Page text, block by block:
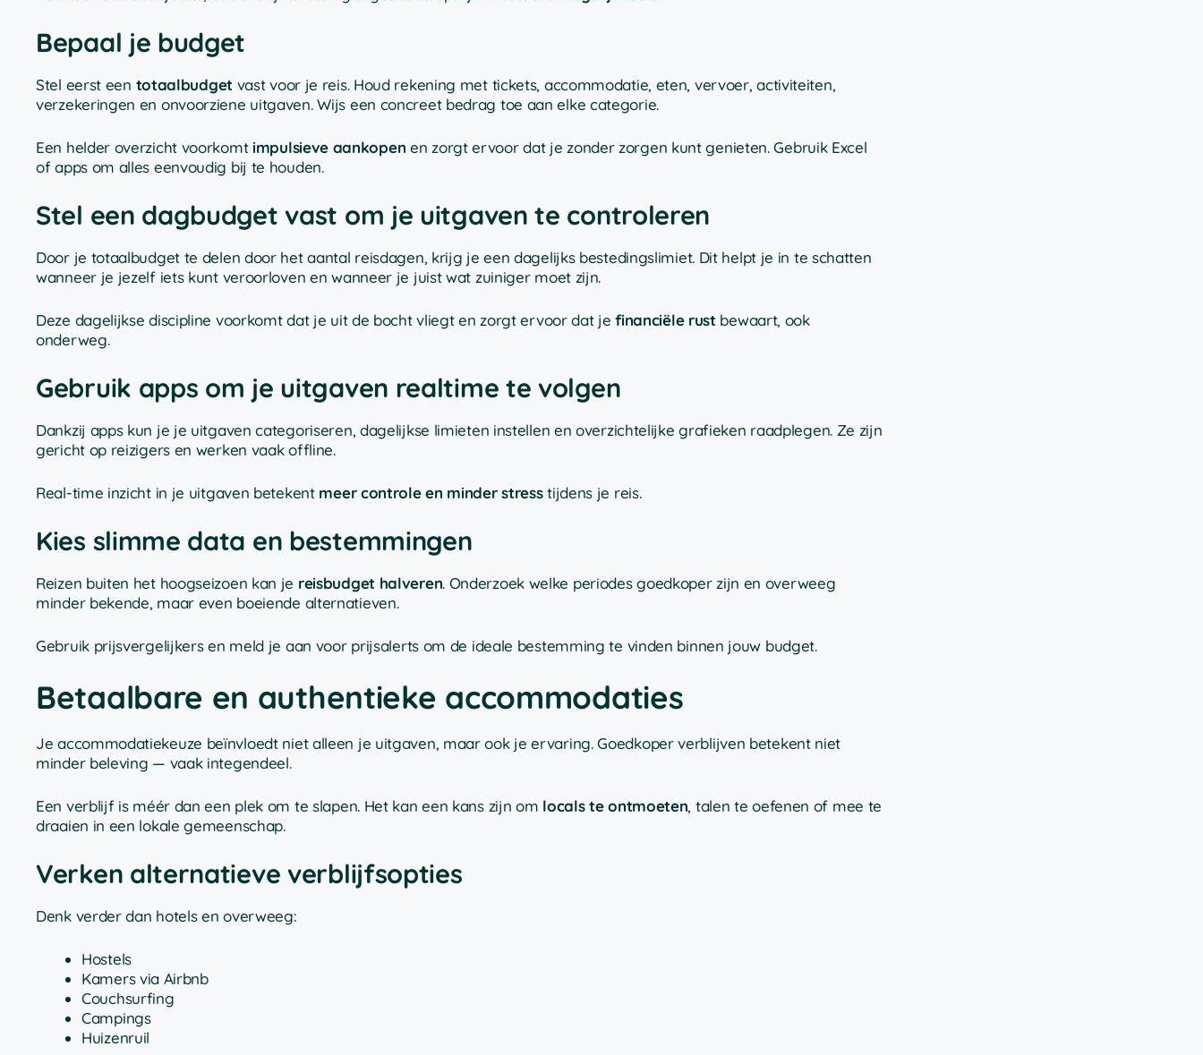
Bepaal je budget
Stel eerst een totaalbudget vast voor je reis. Houd rekening met tickets, accommodatie, eten, vervoer, activiteiten,
verzekeringen en onvoorziene uitgaven. Wijs een concreet bedrag toe aan elke categorie.
Een helder overzicht voorkomt impulsieve aankopen en zorgt ervoor dat je zonder zorgen kunt genieten. Gebruik Excel
of apps om alles eenvoudig bij te houden.
Stel een dagbudget vast om je uitgaven te controleren
Door je totaalbudget te delen door het aantal reisdagen, krijg je een dagelijks bestedingslimiet. Dit helpt je in te schatten
wanneer je jezelf iets kunt veroorloven en wanneer je juist wat zuiniger moet zijn.
Deze dagelijkse discipline voorkomt dat je uit de bocht vliegt en zorgt ervoor dat jefinanciële rust bewaart, ook
onderweg.
Gebruik apps om je uitgaven realtime te volgen
Dankzij apps kun je je uitgaven categoriseren, dagelijkse limieten instellen en overzichtelijke grafieken raadplegen. Ze zijn
gericht op reizigers en werken vaak offline.
Real-time inzicht in je uitgaven betekent meer controle en minder stresstijdens je reis.
Kies slimme data en bestemmingen
Reizen buiten het hoogseizoen kan je reisbudget halveren. Onderzoek welke periodes goedkoper zijn en overweeg
minder bekende, maar even boeiende alternatieven.
Gebruik prijsvergelijkers en meld je aan voor prijsalerts om de ideale bestemming te vinden binnen jouw budget.
Betaalbare en authentieke accommodaties
Je accommodatiekeuze beïnvloedt niet alleen je uitgaven, maar ook je ervaring. Goedkoper verblijven betekent niet
minder beleving — vaak integendeel.
Een verblijf is méér dan een plek om te slapen. Het kan een kans zijn om locals te ontmoeten, talen te oefenen of mee te
draaien in een lokale gemeenschap.
Verken alternatieve verblijfsopties
Denk verder dan hotels en overweeg:
Hostels
Kamers via Airbnb
Couchsurfing
Campings
Huizenruil